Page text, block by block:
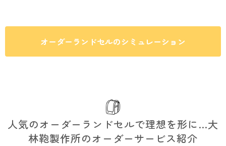
オーダーランドセルのシミュレーション
人気のオーダーランドセルで理想を形に…大
林鞄製作所のオーダーサービス紹介